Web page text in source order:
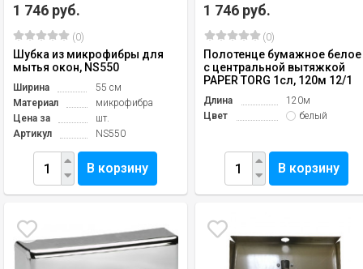
1 746 руб.
(0)
Шубка из микрофибры для
мытья окон, NS550
Ширина
55 см
Материал
микрофибра
Цена за
шт.
Артикул
NS550
В корзину
1 746 руб.
(0)
Полотенце бумажное белое
с центральной вытяжкой
PAPER TORG 1сл, 120м 12/1
Длина
120м
Цвет
белый
В корзину